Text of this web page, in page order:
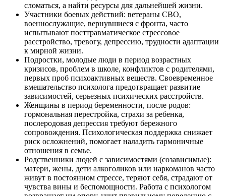
сломаться, а найти ресурсы для дальнейшей жизни.
Участники боевых действий: ветераны СВО,
военнослужащие, вернувшиеся с фронта, часто
испытывают посттравматическое стрессовое
расстройство, тревогу, депрессию, трудности адаптации
к мирной жизни.
Подростки, молодые люди в период возрастных
кризисов, проблем в школе, конфликтов с родителями,
первых проб психоактивных веществ. Своевременное
вмешательство психолога предотвращает развитие
зависимостей, серьезных психических расстройств.
Женщины в период беременности, после родов:
гормональная перестройка, страхи за ребенка,
послеродовая депрессия требуют бережного
сопровождения. Психологическая поддержка снижает
риск осложнений, помогает наладить гармоничные
отношения в семье.
Родственники людей с зависимостями (созависимые):
матери, жены, дети алкоголиков или наркоманов часто
живут в постоянном стрессе, теряют себя, страдают от
чувства вины и беспомощности. Работа с психологом